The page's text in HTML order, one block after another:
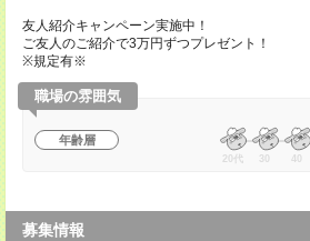
友人紹介キャンペーン実施中！
ご友人のご紹介で3万円ずつプレゼント！
※規定有※
職場の雰囲気
年齢層
20代 30 40
募集情報